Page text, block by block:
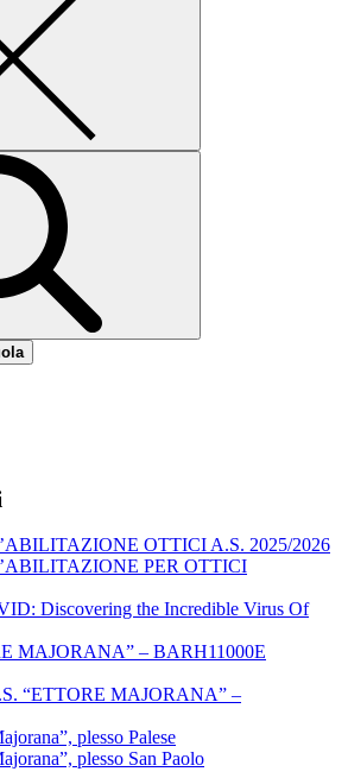
OTTICI A.S. 2025/2026
PER OTTICI
Discovering the Incredible Virus Of
MAJORANA” – BARH11000E
“ETTORE MAJORANA” –
plesso Palese
plesso San Paolo